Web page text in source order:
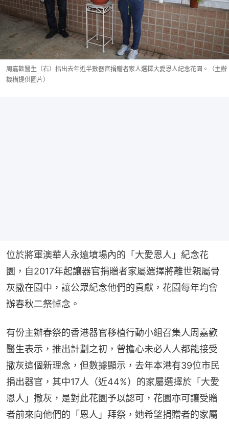
周嘉歡醫生（右）指出去年近半數器官捐贈者家人選擇大愛恩人紀念花園。（主辦
機構提供圖片）
位於將軍澳華人永遠墳場內的「大愛恩人」紀念花
園，自2017年起讓器官捐贈者家屬選擇將離世親屬骨
灰撒在園中，讓公眾紀念他們的貢獻，花園每年均會
辦春秋二祭悼念。
有份主辦春祭的香港器官移植行動小組召集人周嘉歡
醫生表示，推出計劃之初，曾擔心未必人人都能接受
撒灰這個新理念，但數據顯示，去年本港有39位市民
捐出器官，其中17人（近44%）的家屬選擇於「大愛
恩人」撒灰，是對此花園予以認可，花園亦可讓受贈
者前來向他們的「恩人」拜祭，她希望捐贈者的家屬